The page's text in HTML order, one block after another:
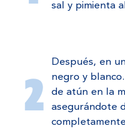
sal y pimienta
Después, en
negro y
de atún en la
asegurándote